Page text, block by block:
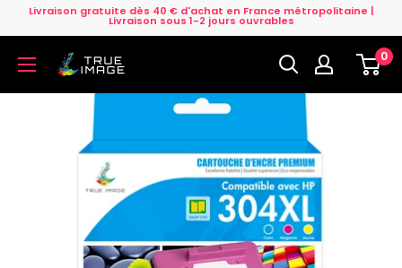
Passer
au
contenu
Livraison gratuite dès 40 € d'achat en France métropolitaine |
Livraison sous 1-2 jours ouvrables
True
0